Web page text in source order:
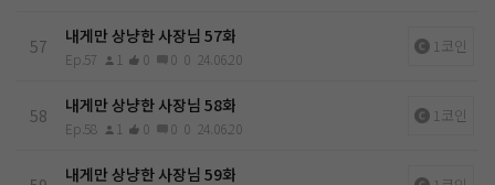
57 내게만 상냥한 사장님 57화
Ep.57 1 0 0 0 24.06.20
1코인
58 내게만 상냥한 사장님 58화
Ep.58 1 0 0 0 24.06.20
1코인
내게만 상냥한 사장님 59화